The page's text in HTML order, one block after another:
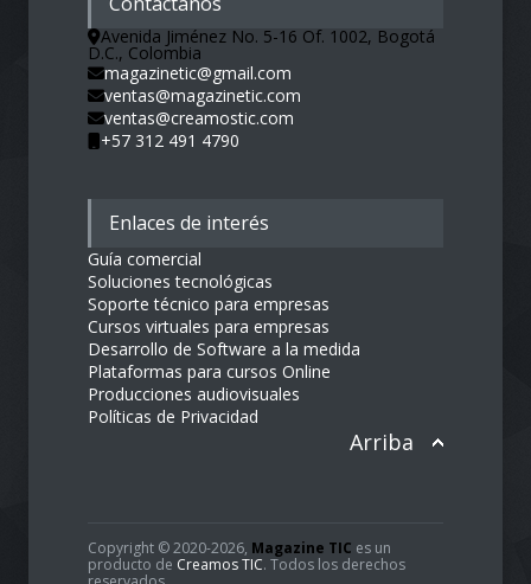
Contáctanos
Avenida Jiménez No. 5-16 Of. 1002, Bogotá
D.C., Colombia
magazinetic@gmail.com
ventas@magazinetic.com
ventas@creamostic.com
+57 312 491 4790
Enlaces de interés
Guía comercial
Soluciones tecnológicas
Soporte técnico para empresas
Cursos virtuales para empresas
Desarrollo de Software a la medida
Plataformas para cursos Online
Producciones audiovisuales
Políticas de Privacidad
Arriba
Copyright © 2020-2026,Magazine TIC es un
producto de Creamos TIC. Todos los derechos